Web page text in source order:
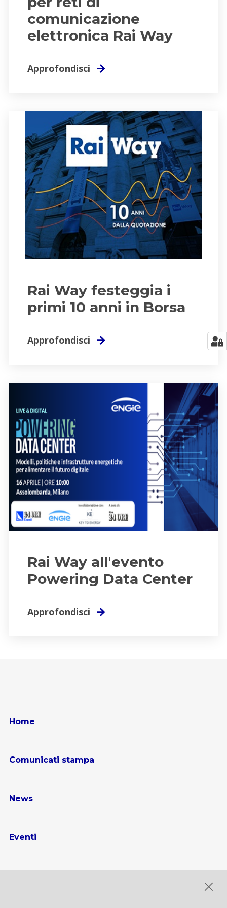
comunicazione
elettronica Rai Way
Approfondisci
Rai Way festeggia i
primi 10 anni in Borsa
Approfondisci
Rai Way all'evento
Powering Data Center
Approfondisci
Home
Comunicati stampa
News
Eventi